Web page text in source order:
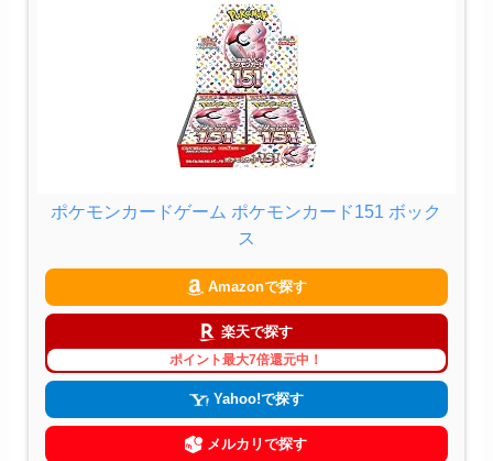
ポケモンカードゲーム ポケモンカード151 ボック
ス
Amazonで探す
楽天で探す
ポイント最大7倍還元中！
Yahoo!で探す
メルカリで探す